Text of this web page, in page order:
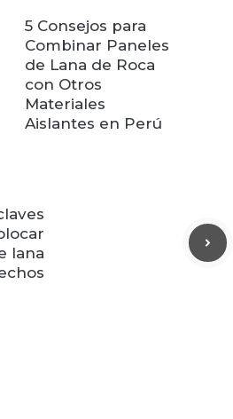
5 Consejos para
Combinar Paneles
de Lana de Roca
con Otros
Materiales
Aislantes en Perú
lana